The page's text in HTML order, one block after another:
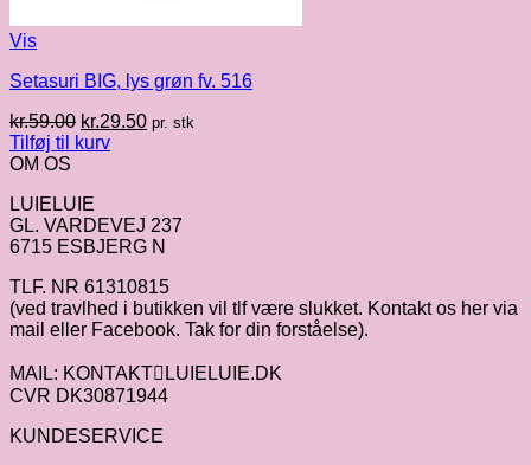
Vis
Setasuri BIG, lys grøn fv. 516
kr.59.00 Den
oprindelige
kr.59.00.
kr.29.50Den
pr. stk
Tilføj til kurv
OM OS
LUIELUIE
GL. VARDEVEJ 237
6715 ESBJERG N
TLF. NR 61310815
(ved travlhed i butikken vil tlf være slukket. Kontakt os her via
mail eller Facebook. Tak for din forståelse).
MAIL: KONTAKTLUIELUIE.DK
CVR DK30871944
KUNDESERVICE